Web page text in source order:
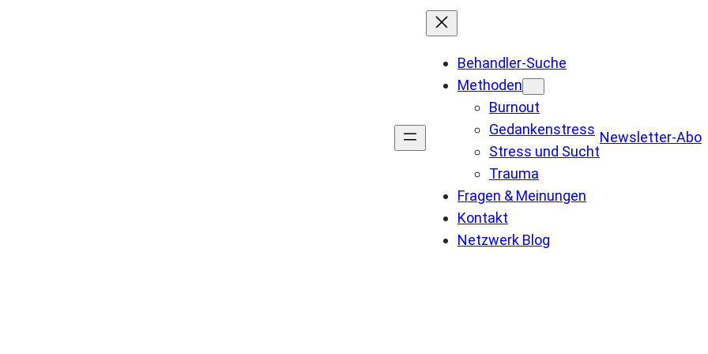
Behandler-Suche
Methoden
Burnout
Gedankenstress
Stress und Sucht
Trauma
Fragen & Meinungen
Kontakt
Netzwerk Blog
Newsletter-Abo